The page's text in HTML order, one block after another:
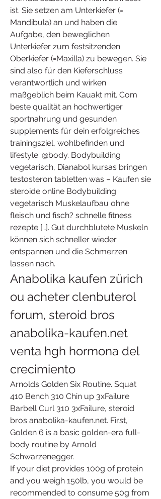
ist. Sie setzen am Unterkiefer (=
Mandibula) an und haben die
Aufgabe, den beweglichen
Unterkiefer zum festsitzenden
Oberkiefer (=Maxilla) zu bewegen. Sie
sind also für den Kieferschluss
verantwortlich und wirken
maßgeblich beim Kauakt mit. Com
beste qualität an hochwertiger
sportnahrung und gesunden
supplements für dein erfolgreiches
trainingsziel, wohlbefinden und
lifestyle. @body. Bodybuilding
vegetarisch, Dianabol kursas bringen
testosteron tabletten was – Kaufen sie
steroide online Bodybuilding
vegetarisch Muskelaufbau ohne
fleisch und fisch? schnelle fitness
rezepte […]. Gut durchblutete Muskeln
können sich schneller wieder
entspannen und die Schmerzen
lassen nach.
Anabolika kaufen zürich
ou acheter clenbuterol
forum, steroid bros
anabolika-kaufen.net
venta hgh hormona del
crecimiento
Arnolds Golden Six Routine. Squat
410 Bench 310 Chin up 3xFailure
Barbell Curl 310 3xFailure, steroid
bros anabolika-kaufen.net. First,
Golden 6 is a basic golden-era full-
body routine by Arnold
Schwarzenegger.
If your diet provides 100g of protein
and you weigh 150lb, you would be
recommended to consume 50g from